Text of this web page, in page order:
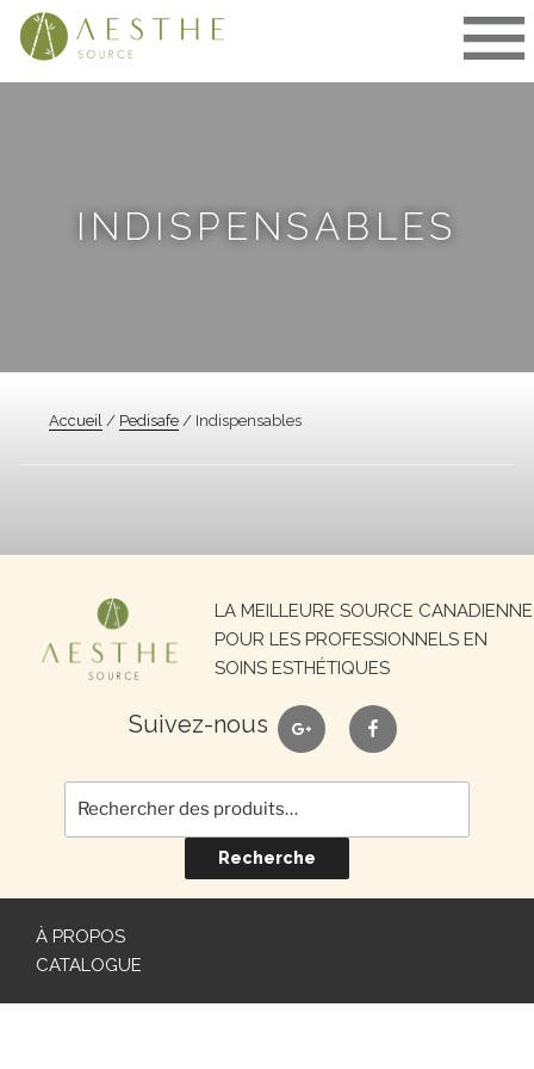
Aller
INDISPENSABLES
Accueil / Pedisafe / Indispensables
LA MEILLEURE SOURCE CANADIENNE
POUR LES PROFESSIONNELS EN
SOINS ESTHÉTIQUES
Suivez-nous google facebook
Recherche
pour :
Recherche
À PROPOS
CATALOGUE